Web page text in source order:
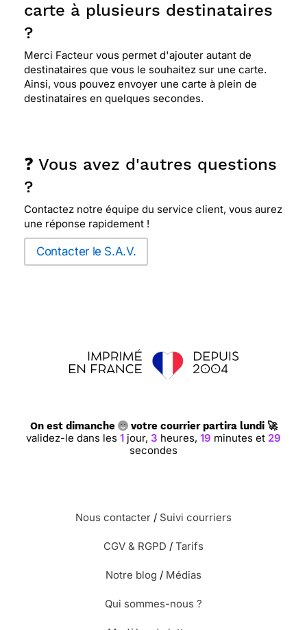
carte à plusieurs destinataires
?
Merci Facteur vous permet d'ajouter autant de
destinataires que vous le souhaitez sur une carte.
Ainsi, vous pouvez envoyer une carte à plein de
destinataires en quelques secondes.
❓ Vous avez d'autres questions
?
Contactez notre équipe du service client, vous aurez
une réponse rapidement !
Contacter le S.A.V.
On est dimanche votre courrier partira lundi 🚀
validez-le dans les 1 jour, 3 heures, 19 minutes et 28
secondes
Nous contacter / Suivi courriers
CGV & RGPD / Tarifs
Notre blog / Médias
Qui sommes-nous ?